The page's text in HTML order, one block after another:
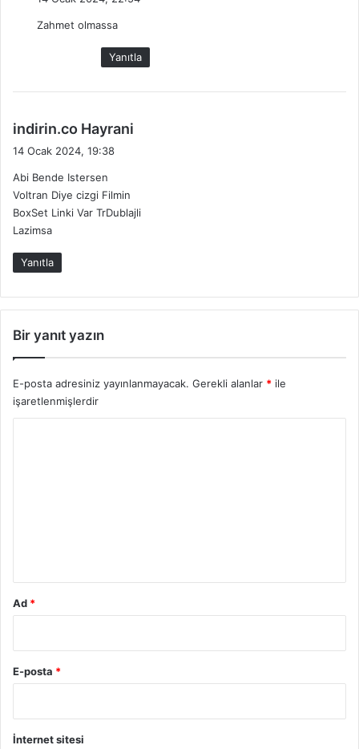
Zahmet olmassa
Yanıtla
indirin.co Hayrani
i
14 Ocak 2024, 19:38
Abi Bende Istersen
Voltran Diye cizgi Filmin
BoxSet Linki Var TrDublajli
Lazimsa
Yanıtla
Bir yanıt yazın
E-posta adresiniz yayınlanmayacak. Gerekli alanlar * ile
işaretlenmişlerdir
Ad *
E-posta *
İnternet sitesi